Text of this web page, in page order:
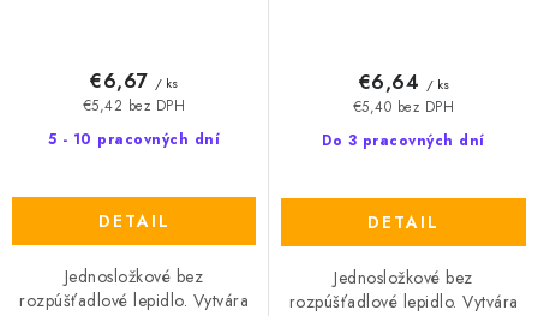
5 - 10 pracovných dní
€5,42 bez DPH
€6,67 / ks
DETAIL
Jednosložkové bez
rozpúšťadlové lepidlo. Vytvára
Do 3 pracovných dní
€5,40 bez DPH
€6,64 / ks
DETAIL
Jednosložkové bez
rozpúšťadlové lepidlo. Vytvára